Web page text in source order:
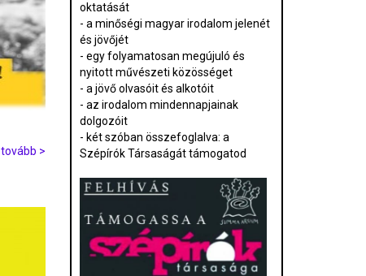
tovább >
oktatását
- a minőségi magyar irodalom jelenét
és jövőjét
- egy folyamatosan megújuló és
nyitott művészeti közösséget
- a jövő olvasóit és alkotóit
- az irodalom mindennapjainak
dolgozóit
- két szóban összefoglalva: a
Szépírók Társaságát támogatod